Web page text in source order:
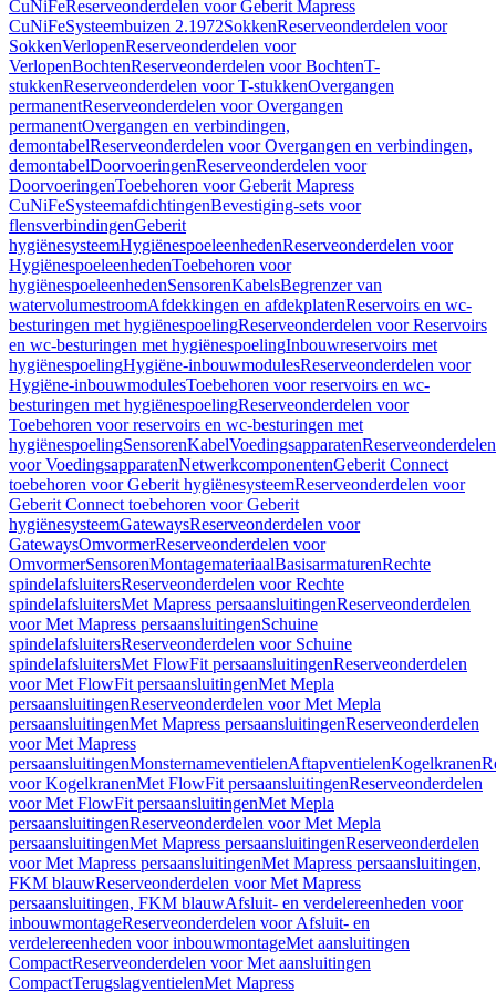
CuNiFeReserveonderdelen voor Geberit Mapress
CuNiFeSysteembuizen 2.1972SokkenReserveonderdelen voor
SokkenVerlopenReserveonderdelen voor
VerlopenBochtenReserveonderdelen voor BochtenT-
stukkenReserveonderdelen voor T-stukkenOvergangen
permanentReserveonderdelen voor Overgangen
permanentOvergangen en verbindingen,
demontabelReserveonderdelen voor Overgangen en verbindingen,
demontabelDoorvoeringenReserveonderdelen voor
DoorvoeringenToebehoren voor Geberit Mapress
CuNiFeSysteemafdichtingenBevestiging-sets voor
flensverbindingenGeberit
hygiënesysteemHygiënespoeleenhedenReserveonderdelen voor
HygiënespoeleenhedenToebehoren voor
hygiënespoeleenhedenSensorenKabelsBegrenzer van
watervolumestroomAfdekkingen en afdekplatenReservoirs en wc-
besturingen met hygiënespoelingReserveonderdelen voor Reservoirs
en wc-besturingen met hygiënespoelingInbouwreservoirs met
hygiënespoelingHygiëne-inbouwmodulesReserveonderdelen voor
Hygiëne-inbouwmodulesToebehoren voor reservoirs en wc-
besturingen met hygiënespoelingReserveonderdelen voor
Toebehoren voor reservoirs en wc-besturingen met
hygiënespoelingSensorenKabelVoedingsapparatenReserveonderdelen
voor VoedingsapparatenNetwerkcomponentenGeberit Connect
toebehoren voor Geberit hygiënesysteemReserveonderdelen voor
Geberit Connect toebehoren voor Geberit
hygiënesysteemGatewaysReserveonderdelen voor
GatewaysOmvormerReserveonderdelen voor
OmvormerSensorenMontagemateriaalBasisarmaturenRechte
spindelafsluitersReserveonderdelen voor Rechte
spindelafsluitersMet Mapress persaansluitingenReserveonderdelen
voor Met Mapress persaansluitingenSchuine
spindelafsluitersReserveonderdelen voor Schuine
spindelafsluitersMet FlowFit persaansluitingenReserveonderdelen
voor Met FlowFit persaansluitingenMet Mepla
persaansluitingenReserveonderdelen voor Met Mepla
persaansluitingenMet Mapress persaansluitingenReserveonderdelen
voor Met Mapress
persaansluitingenMonsternameventielenAftapventielenKogelkranen
voor KogelkranenMet FlowFit persaansluitingenReserveonderdelen
voor Met FlowFit persaansluitingenMet Mepla
persaansluitingenReserveonderdelen voor Met Mepla
persaansluitingenMet Mapress persaansluitingenReserveonderdelen
voor Met Mapress persaansluitingenMet Mapress persaansluitingen,
FKM blauwReserveonderdelen voor Met Mapress
persaansluitingen, FKM blauwAfsluit- en verdelereenheden voor
inbouwmontageReserveonderdelen voor Afsluit- en
verdelereenheden voor inbouwmontageMet aansluitingen
CompactReserveonderdelen voor Met aansluitingen
CompactTerugslagventielenMet Mapress